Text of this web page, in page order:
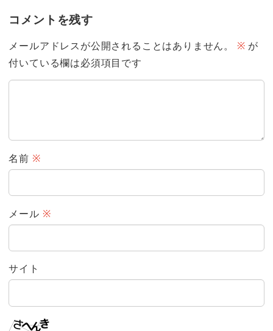
コメントを残す
メールアドレスが公開されることはありません。 ※ が
付いている欄は必須項目です
名前 ※
メール ※
サイト